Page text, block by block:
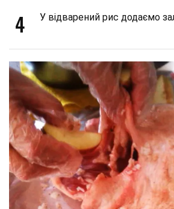
4 У відварений рис додаємо